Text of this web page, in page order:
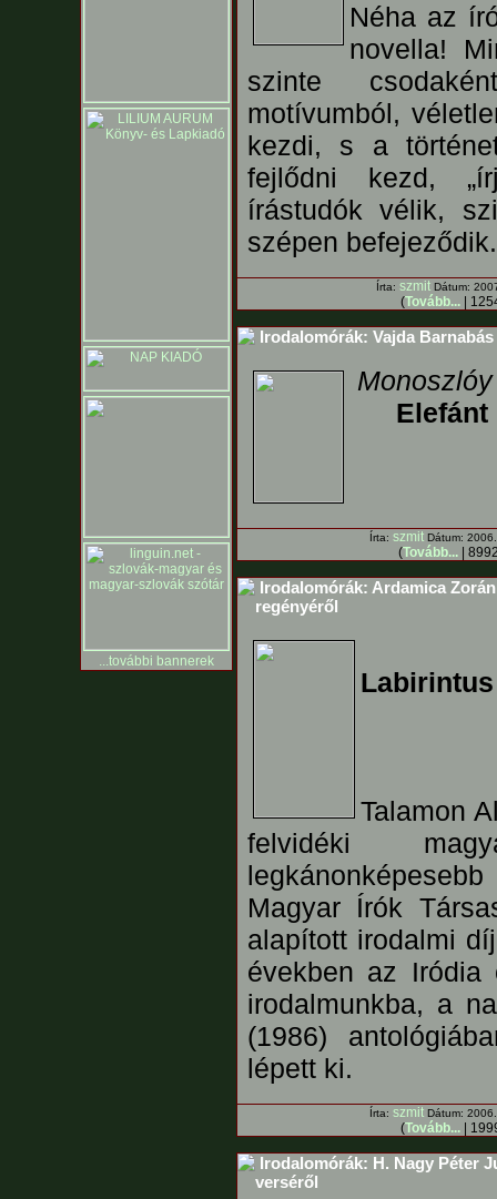
...további bannerek
Néha az
novella!
szinte
motívumból,
kezdi, s a
fejlődni kezd,
írástudók vélik,
szépen befejeződik.
Írta: szmit Dátum:
(Tovább...|
Irodalomórák: Vajda
Elefánt
Írta: szmit Dátum:
(Tovább... |
Irodalomórák: Ardamica
regényéről
Labirintus
Talamon
felvidéki
Magyar Írók
alapított irodalmi
években az Iródia
irodalmunkba, a
(1986)
lépett ki.
Írta: szmit Dátum:
(Tovább...|
Irodalomórák: H. Nagy Péter
verséről